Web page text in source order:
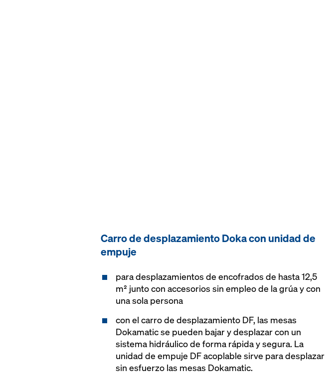
Carro de desplazamiento Doka con unidad de
empuje
para desplazamientos de encofrados de hasta 12,5
m² junto con accesorios sin empleo de la grúa y con
una sola persona
con el carro de desplazamiento DF, las mesas
Dokamatic se pueden bajar y desplazar con un
sistema hidráulico de forma rápida y segura. La
unidad de empuje DF acoplable sirve para desplazar
sin esfuerzo las mesas Dokamatic.